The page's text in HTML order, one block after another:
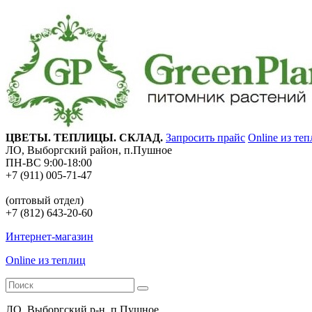
ЦВЕТЫ. ТЕПЛИЦЫ. СКЛАД. Запросить прайс Online из
ЛО, Выборгский район, п.Пушное
ПН-ВС 9:00-18:00
+7 (911) 005-71-47
(оптовый отдел)
+7 (812) 643-20-60
Интернет-магазин
Online из теплиц
ЛО, Выборгский р-н, п.Пушное